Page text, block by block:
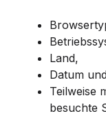
Land,
Datum
Teilweise
besuchte